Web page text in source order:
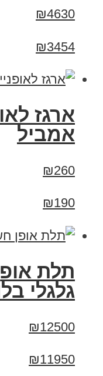
₪4630
₪3454
ארגז
אמביל
₪260
₪190
תלת
גלגלי
₪12500
₪11950